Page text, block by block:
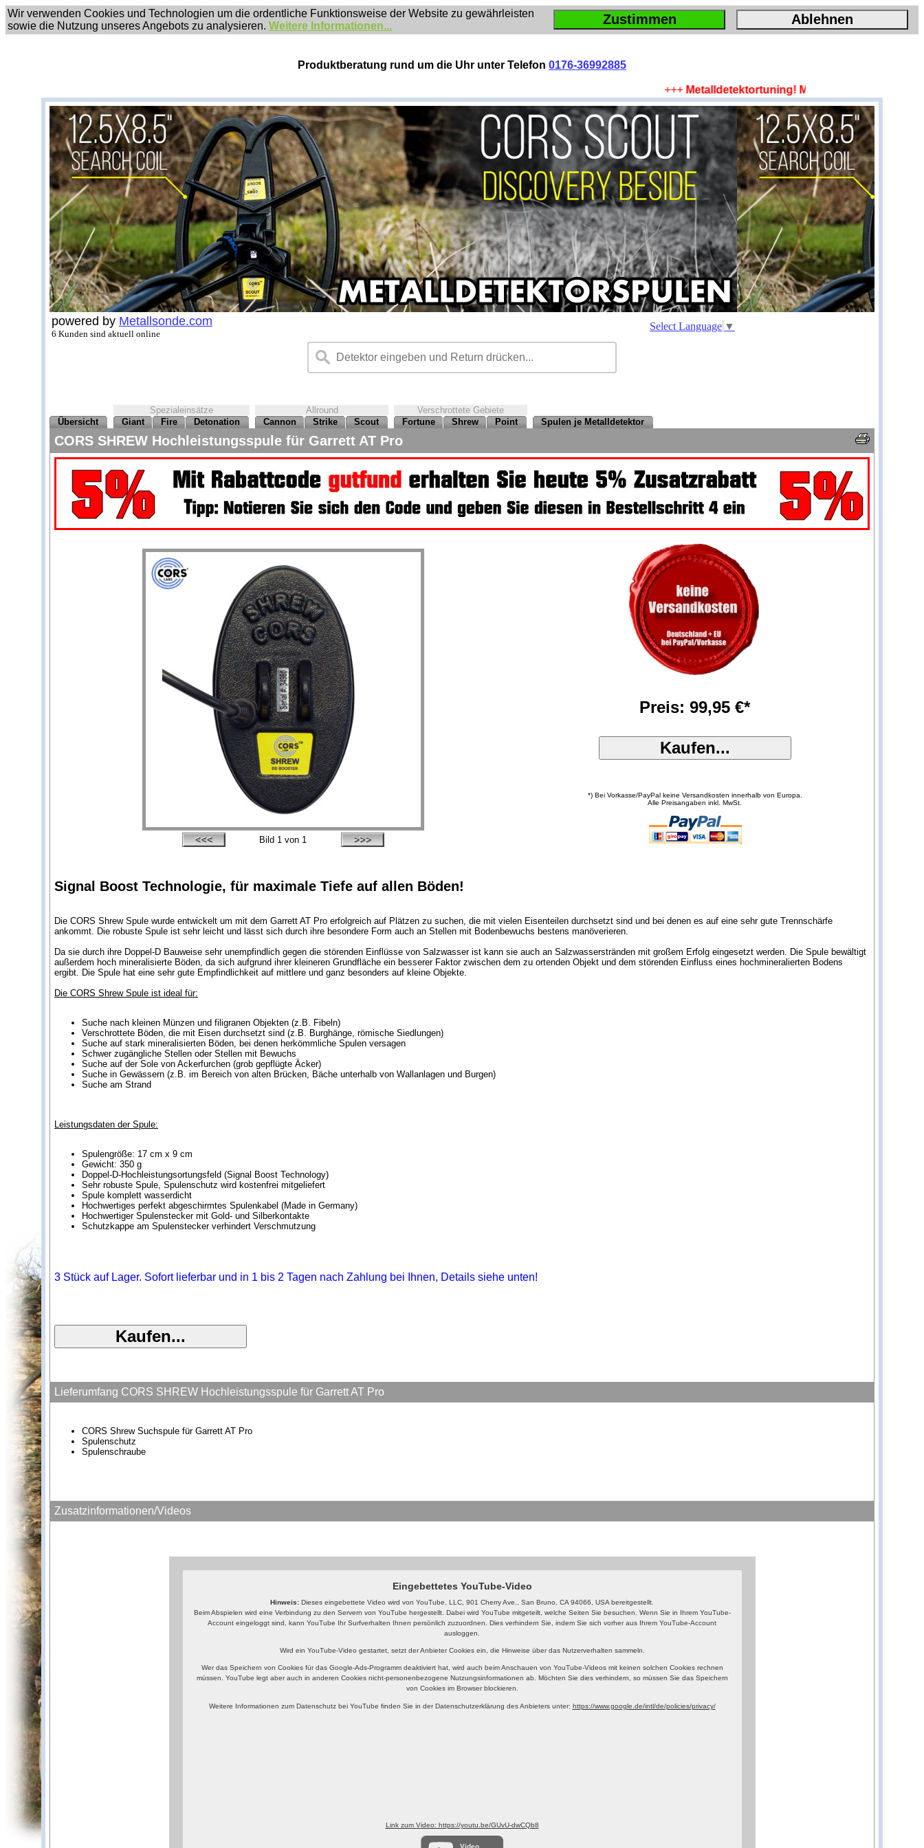
Wir verwenden Cookies und Technologien um die ordentliche Funktionsweise der Website zu gewährleisten
sowie die Nutzung unseres Angebots zu analysieren. Weitere Informationen... Zustimmen Ablehnen
Produktberatung rund um die Uhr unter Telefon 0176-36992885
Metalldetektortuning! Mehr Tiefe, mehr Fläche,
powered by Metallsonde.com
6 Kunden sind aktuell online
Select Language ▼
Spezialeinsätze Allround
Verschrottete Gebiete
Übersicht
Giant Fire Detonation Cannon Strike Scout Fortune Shrew Point Spulen je Metalldetektor
CORS SHREW Hochleistungsspule für Garrett AT Pro
Bild 1 von 1
Preis: 99,95 €*
*) Bei Vorkasse/PayPal keine Versandkosten innerhalb von Europa.
Alle Preisangaben inkl. MwSt.
Signal Boost Technologie, für maximale Tiefe auf allen Böden!
Die CORS Shrew Spule wurde entwickelt um mit dem Garrett AT Pro erfolgreich auf Plätzen zu suchen, die mit vielen Eisenteilen durchsetzt sind und bei denen es auf eine sehr gute Trennschärfe
ankommt. Die robuste Spule ist sehr leicht und lässt sich durch ihre besondere Form auch an Stellen mit Bodenbewuchs bestens manöverieren.
Da sie durch ihre Doppel-D Bauweise sehr unempfindlich gegen die störenden Einflüsse von Salzwasser ist kann sie auch an Salzwasserstränden mit großem Erfolg eingesetzt werden. Die Spule bewältigt
außerdem hoch mineralisierte Böden, da sich aufgrund ihrer kleineren Grundfläche ein besserer Faktor zwischen dem zu ortenden Objekt und dem störenden Einfluss eines hochmineralierten Bodens
ergibt. Die Spule hat eine sehr gute Empfindlichkeit auf mittlere und ganz besonders auf kleine Objekte.
Die CORS Shrew Spule ist ideal für:
Suche nach kleinen Münzen und filigranen Objekten (z.B. Fibeln)
Verschrottete Böden, die mit Eisen durchsetzt sind (z.B. Burghänge, römische Siedlungen)
Suche auf stark mineralisierten Böden, bei denen herkömmliche Spulen versagen
Schwer zugängliche Stellen oder Stellen mit Bewuchs
Suche auf der Sole von Ackerfurchen (grob gepflügte Äcker)
Suche in Gewässern (z.B. im Bereich von alten Brücken, Bäche unterhalb von Wallanlagen und Burgen)
Suche am Strand
Leistungsdaten der Spule:
Spulengröße: 17 cm x 9 cm
Gewicht: 350 g
Doppel-D-Hochleistungsortungsfeld (Signal Boost Technology)
Sehr robuste Spule, Spulenschutz wird kostenfrei mitgeliefert
Spule komplett wasserdicht
Hochwertiges perfekt abgeschirmtes Spulenkabel (Made in Germany)
Hochwertiger Spulenstecker mit Gold- und Silberkontakte
Schutzkappe am Spulenstecker verhindert Verschmutzung
3 Stück auf Lager. Sofort lieferbar und in 1 bis 2 Tagen nach Zahlung bei Ihnen, Details siehe unten!
Lieferumfang CORS SHREW Hochleistungsspule für Garrett AT Pro
CORS Shrew Suchspule für Garrett AT Pro
Spulenschutz
Spulenschraube
Zusatzinformationen/Videos
Eingebettetes YouTube-Video
Hinweis: Dieses eingebettete Video wird von YouTube, LLC, 901 Cherry Ave., San Bruno, CA 94066, USA bereitgestellt.
Beim Abspielen wird eine Verbindung zu den Servern von YouTube hergestellt. Dabei wird YouTube mitgeteilt, welche Seiten Sie besuchen. Wenn Sie in Ihrem YouTube-
Account eingeloggt sind, kann YouTube Ihr Surfverhalten Ihnen persönlich zuzuordnen. Dies verhindern Sie, indem Sie sich vorher aus Ihrem YouTube-Account
ausloggen.
Wird ein YouTube-Video gestartet, setzt der Anbieter Cookies ein, die Hinweise über das Nutzerverhalten sammeln.
Wer das Speichern von Cookies für das Google-Ads-Programm deaktiviert hat, wird auch beim Anschauen von YouTube-Videos mit keinen solchen Cookies rechnen
müssen. YouTube legt aber auch in anderen Cookies nicht-personenbezogene Nutzungsinformationen ab. Möchten Sie dies verhindern, so müssen Sie das Speichern
von Cookies im Browser blockieren.
Weitere Informationen zum Datenschutz bei YouTube finden Sie in der Datenschutzerklärung des Anbieters unter: https://www.google.de/intl/de/policies/privacy/
Link zum Video: https://youtu.be/GUvU-dwCQb8
Video